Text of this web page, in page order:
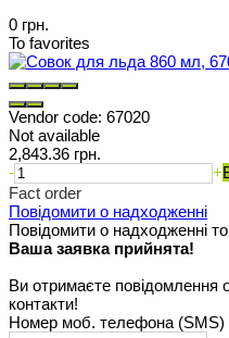
0 грн.
To favorites
Vendor code: 67020
Not available
2,843.36 грн.
-
+
Fact order
Повідомити о надходженні
Повідомити о надходженні
Ваша заявка прийнята!
Ви отримаєте повідомлення
контакти!
Номер моб. телефона (SMS)